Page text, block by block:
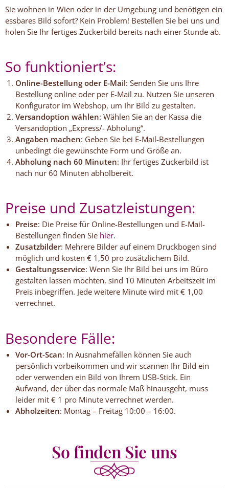
Sie wohnen in Wien oder in der Umgebung und benötigen ein
essbares Bild sofort? Kein Problem! Bestellen Sie bei uns und
holen Sie Ihr fertiges Zuckerbild bereits nach einer Stunde ab.
So funktioniert’s:
Online-Bestellung oder E-Mail: Senden Sie uns Ihre
Bestellung online oder per E-Mail zu. Nutzen Sie unseren
Konfigurator im Webshop, um Ihr Bild zu gestalten.
Versandoption wählen: Wählen Sie an der Kassa die
Versandoption „Express/- Abholung“.
Angaben machen: Geben Sie bei E-Mail-Bestellungen
unbedingt die gewünschte Form und Größe an.
Abholung nach 60 Minuten: Ihr fertiges Zuckerbild ist
nach nur 60 Minuten abholbereit.
Preise und Zusatzleistungen:
Preise: Die Preise für Online-Bestellungen und E-Mail-
Bestellungen finden Sie hier.
Zusatzbilder: Mehrere Bilder auf einem Druckbogen sind
möglich und kosten € 1,50 pro zusätzlichem Bild.
Gestaltungsservice: Wenn Sie Ihr Bild bei uns im Büro
gestalten lassen möchten, sind 10 Minuten Arbeitszeit im
Preis inbegriffen. Jede weitere Minute wird mit € 1,00
verrechnet.
Besondere Fälle:
Vor-Ort-Scan: In Ausnahmefällen können Sie auch
persönlich vorbeikommen und wir scannen Ihr Bild ein
oder verwenden ein Bild von Ihrem USB-Stick. Ein
Aufwand, der über das normale Maß hinausgeht, muss
leider mit € 1 pro Minute verrechnet werden.
Abholzeiten: Montag – Freitag 10:00 – 16:00.
So finden Sie uns